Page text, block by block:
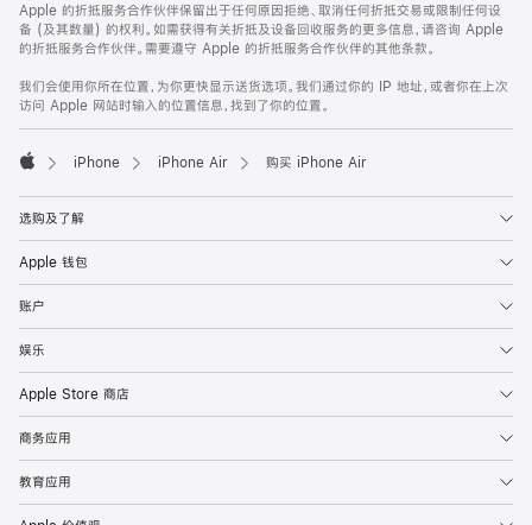
Apple 的折抵服务合作伙伴保留出于任何原因拒绝、取消任何折抵交易或限制任何设
备 (及其数量) 的权利。如需获得有关折抵及设备回收服务的更多信息，请咨询 Apple
的折抵服务合作伙伴。需要遵守 Apple 的折抵服务合作伙伴的其他条款。
我们会使用你所在位置，为你更快显示送货选项。我们通过你的 IP 地址，或者你在上次
访问 Apple 网站时输入的位置信息，找到了你的位置。
iPhone iPhone Air 购买 iPhone Air
选购及了解
Apple 钱包
账户
娱乐
Apple Store 商店
商务应用
教育应用